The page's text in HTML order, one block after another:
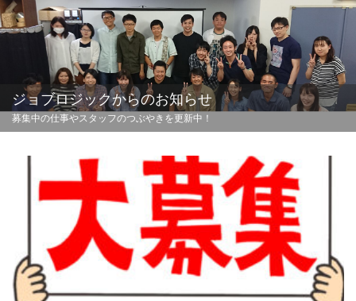
ジョブロジックからのお知らせ
募集中の仕事やスタッフのつぶやきを更新中！